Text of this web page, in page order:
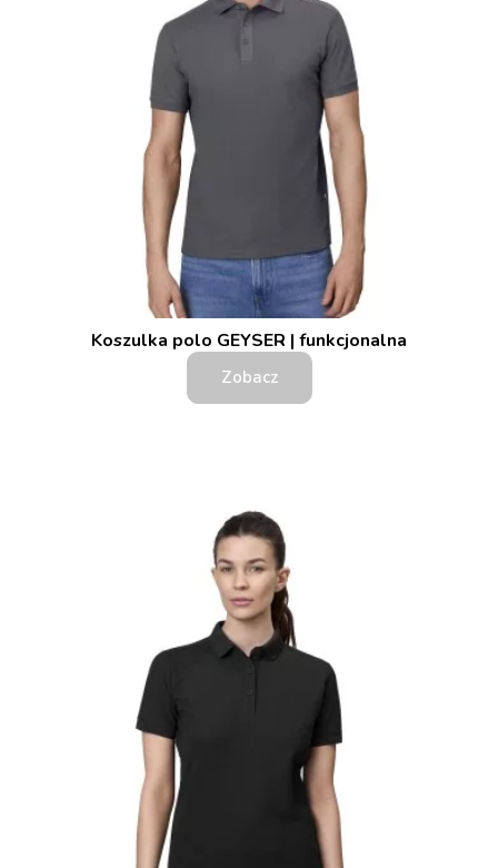
Koszulka polo GEYSER | funkcjonalna
Zobacz